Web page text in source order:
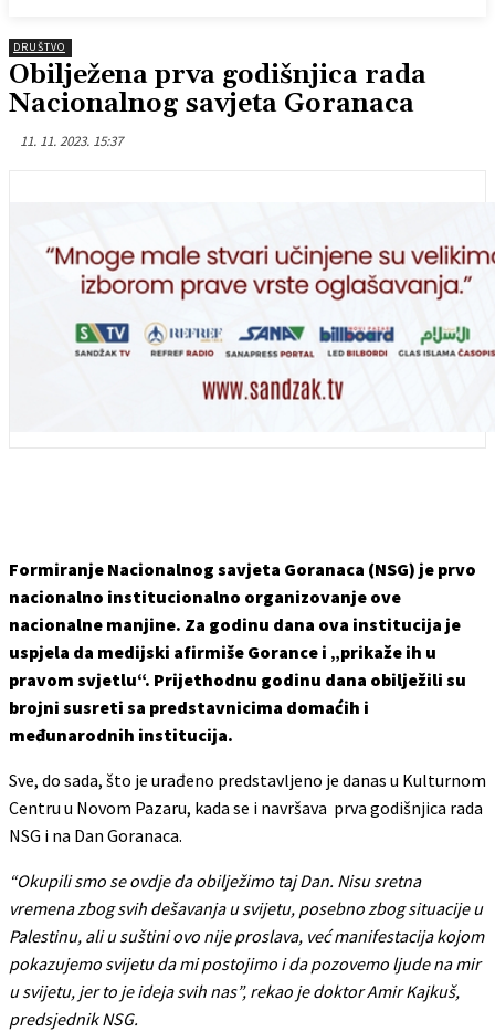
DRUŠTVO
Obilježena prva godišnjica rada
Nacionalnog savjeta Goranaca
11. 11. 2023. 15:37
Formiranje Nacionalnog savjeta Goranaca (NSG) je prvo
nacionalno institucionalno organizovanje ove
nacionalne manjine. Za godinu dana ova institucija je
uspjela da medijski afirmiše Gorance i „prikaže ih u
pravom svjetlu“. Prijethodnu godinu dana obilježili su
brojni susreti sa predstavnicima domaćih i
međunarodnih institucija.
Sve, do sada, što je urađeno predstavljeno je danas u Kulturnom
Centru u Novom Pazaru, kada se i navršava prva godišnjica rada
NSG i na Dan Goranaca.
“Okupili smo se ovdje da obilježimo taj Dan. Nisu sretna
vremena zbog svih dešavanja u svijetu, posebno zbog situacije u
Palestinu, ali u suštini ovo nije proslava, već manifestacija kojom
pokazujemo svijetu da mi postojimo i da pozovemo ljude na mir
u svijetu, jer to je ideja svih nas”, rekao je doktor Amir Kajkuš,
predsjednik NSG.